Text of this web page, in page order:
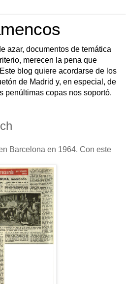
azar, documentos de temática
merecen la pena que
blog quiere acordarse de los
de Madrid y, en especial, de
penúltimas copas nos soportó.
Barcelona en 1964. Con este